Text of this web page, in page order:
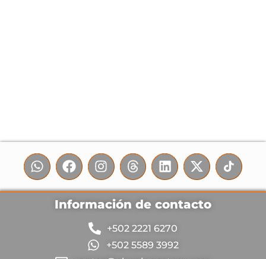
Información de contacto
+502 2221 6270
+502 5589 3992